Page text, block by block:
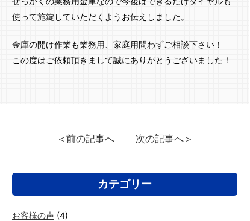
使って施錠していただくようお伝えしました。
金庫の開け作業も業務用、家庭用問わずご相談下さい！
この度はご依頼頂きまして誠にありがとうございました！
＜前の記事へ 次の記事へ＞
カテゴリー
お客様の声 (4)